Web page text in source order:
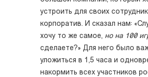
устроить для своих
корпоратив. И сказал нам:
хочу то же самое, но на 100
сделаете?» Для него было
уложиться в 1,5 часа и
накормить всех участников